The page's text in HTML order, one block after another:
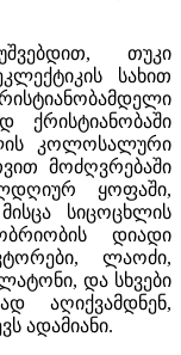
თუკი
სახით
ქრისტიანობაში
კოლოსალური
მოძღვრებაში
ყოფაში,
სიცოცხლის
დიადი
ლაოძი,
და სხვები
აღიქვამდნენ,
ადამიანი.